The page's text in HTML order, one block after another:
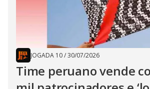
JOGADA 10/30/07/2026
Time peruano vende